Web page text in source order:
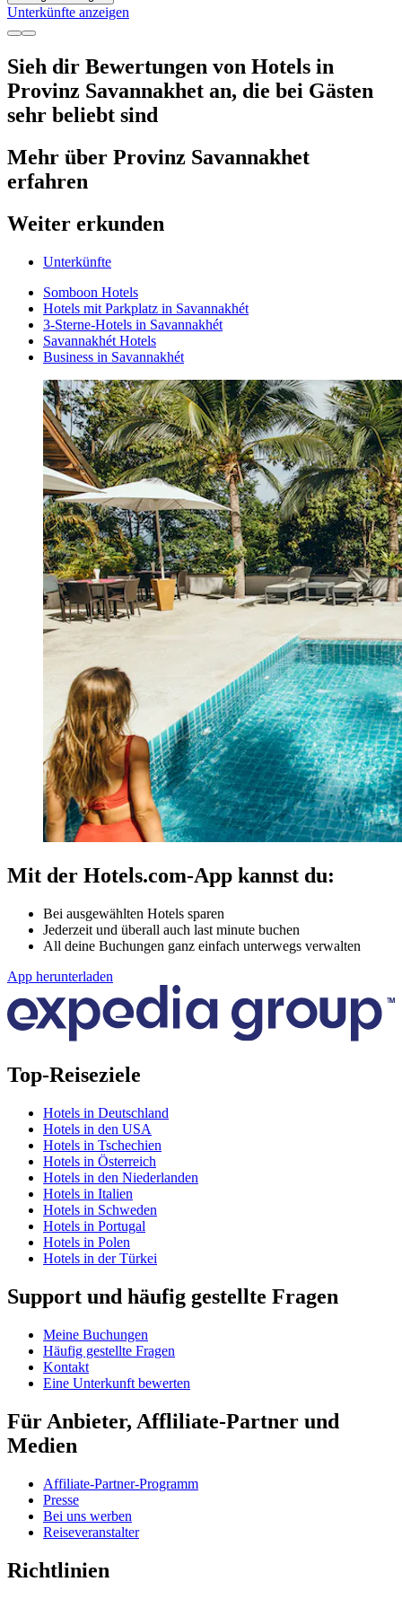
Unterkünfte anzeigen
Sieh dir Bewertungen von Hotels in
Provinz Savannakhet an, die bei Gästen
sehr beliebt sind
Mehr über Provinz Savannakhet
erfahren
Weiter erkunden
Unterkünfte
Somboon Hotels
Hotels mit Parkplatz in Savannakhét
3-Sterne-Hotels in Savannakhét
Savannakhét Hotels
Business in Savannakhét
Mit der Hotels.com-App kannst du:
Bei ausgewählten Hotels sparen
Jederzeit und überall auch last minute buchen
All deine Buchungen ganz einfach unterwegs verwalten
App herunterladen
Top-Reiseziele
Hotels in Deutschland
Hotels in den USA
Hotels in Tschechien
Hotels in Österreich
Hotels in den Niederlanden
Hotels in Italien
Hotels in Schweden
Hotels in Portugal
Hotels in Polen
Hotels in der Türkei
Support und häufig gestellte Fragen
Meine Buchungen
Häufig gestellte Fragen
Kontakt
Eine Unterkunft bewerten
Für Anbieter, Affliliate-Partner und
Medien
Affiliate-Partner-Programm
Presse
Bei uns werben
Reiseveranstalter
Richtlinien